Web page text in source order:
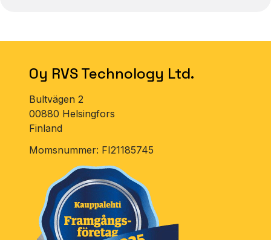
Oy RVS Technology Ltd.
Bultvägen 2
00880 Helsingfors
Finland
Momsnummer: FI21185745